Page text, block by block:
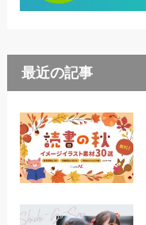
最近の記事